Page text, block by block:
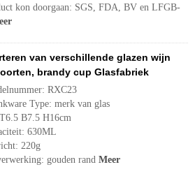
kon doorgaan: SGS, FDA, BV en LFGB-
van verschillende glazen wijn
brandy cup Glasfabriek
RXC23
Type: merk van glas
B7.5 H16cm
630ML
220g
gouden rand Meer